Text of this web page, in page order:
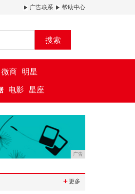
广告联系 帮助中心
搜索
微商 明星
电影 星座
广告
＋更多